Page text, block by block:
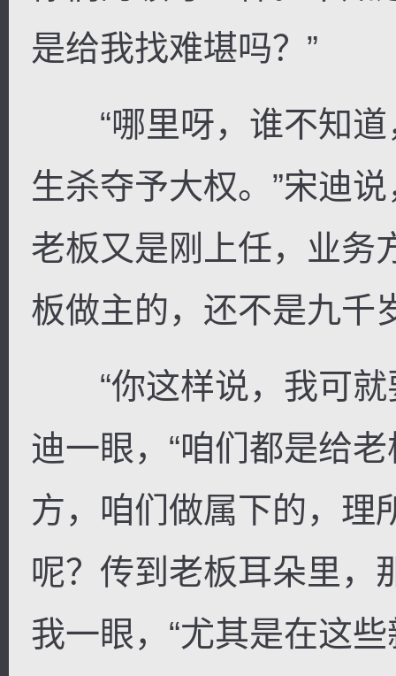
是给我找难堪吗？”
“哪里呀，谁不知道
生杀夺予大权。”宋迪
老板又是刚上任，业务
板做主的，还不是九千
“你这样说，我可就
迪一眼，“咱们都是给
方，咱们做属下的，理
呢？传到老板耳朵里，
我一眼，“尤其是在这